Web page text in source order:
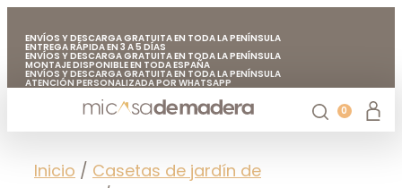
ENVÍOS Y DESCARGA GRATUITA EN TODA LA PENÍNSULA
ENTREGA RÁPIDA EN 3 A 5 DÍAS
ENVÍOS Y DESCARGA GRATUITA EN TODA LA PENÍNSULA
MONTAJE DISPONIBLE EN TODA ESPAÑA
ENVÍOS Y DESCARGA GRATUITA EN TODA LA PENÍNSULA
ATENCIÓN PERSONALIZADA POR WHATSAPP
FABRICADO EN EUROPA CON MADERA DE CALIDAD
ENVÍOS Y DESCARGA GRATUITA EN TODA LA PENÍNSULA
0
Inicio / Casetas de jardín de